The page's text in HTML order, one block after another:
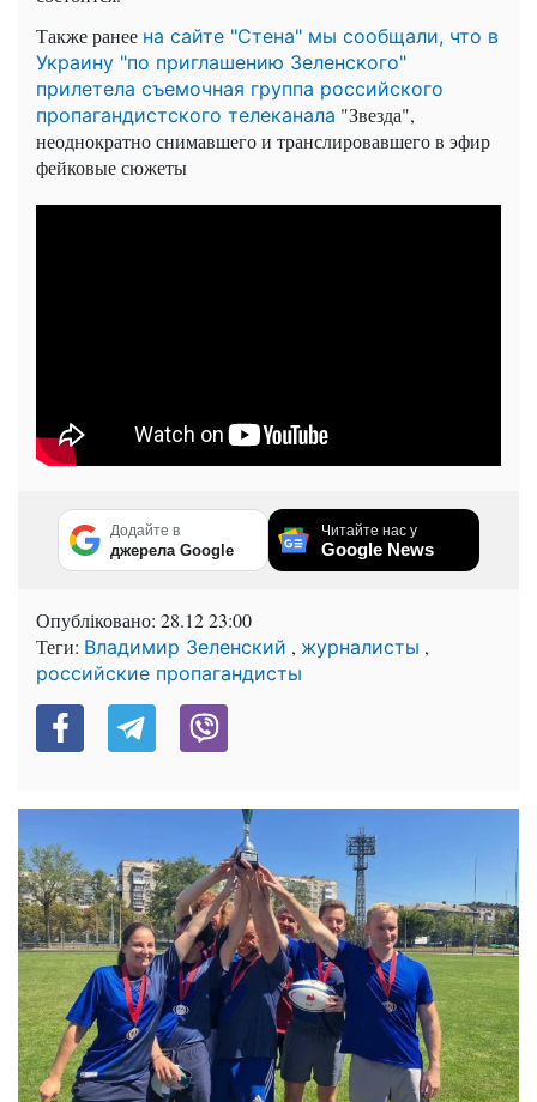
Также ранее на сайте "Стена" мы сообщали, что в
Украину "по приглашению Зеленского"
прилетела съемочная группа российского
пропагандистского телеканала "Звезда",
неоднократно снимавшего и транслировавшего в эфир
фейковые сюжеты
Додайте в
джерела Google
Читайте нас у
Google News
Опубліковано: 28.12 23:00
Теги: Владимир Зеленский , журналисты ,
российские пропагандисты